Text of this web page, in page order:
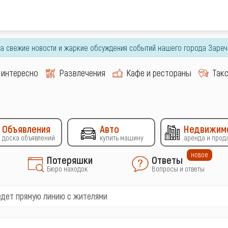
свежие новости и жаркие обсуждения событий нашего города
Развлечения Кафе и рестораны
Объявления
доска объявлений
Авто
купить машину аренда и
Потеряшки
Бюро находок
Ответы
Вопросы и ответы
новое
прямую линию с жителями